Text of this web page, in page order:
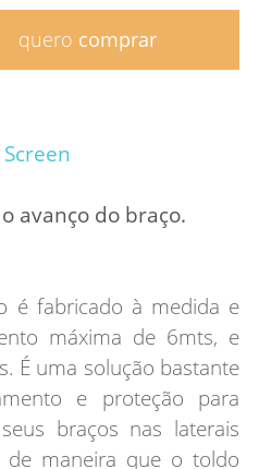
quero comprar
avanço do braço.
é fabricado à medida e
máxima de 6mts, e
É uma solução bastante
e proteção para
braços nas laterais
de maneira que o toldo